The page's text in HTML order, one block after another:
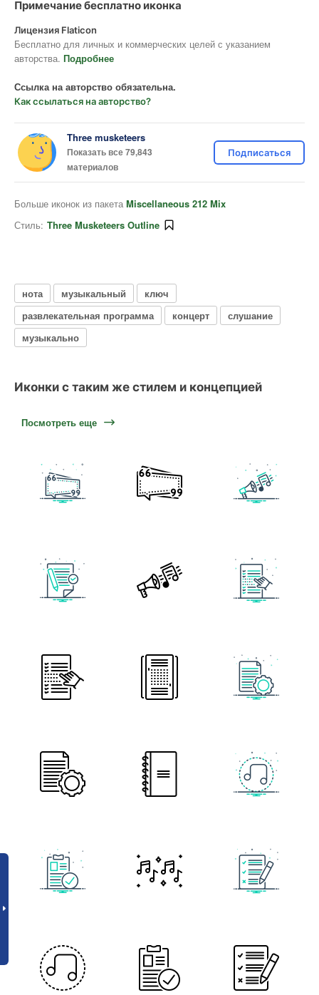
Примечание бесплатно иконка
Лицензия Flaticon
Бесплатно для личных и коммерческих целей с указанием
авторства. Подробнее
Ссылка на авторство обязательна.
Как ссылаться на авторство?
Three musketeers
Показать все 79,843
материалов
Подписаться
Больше иконок из пакета Miscellaneous 212 Mix
Стиль: Three Musketeers Outline
нота музыкальный
ключ
развлекательная программа
концерт
слушание
музыкально
Иконки с таким же стилем и концепцией
Посмотреть еще